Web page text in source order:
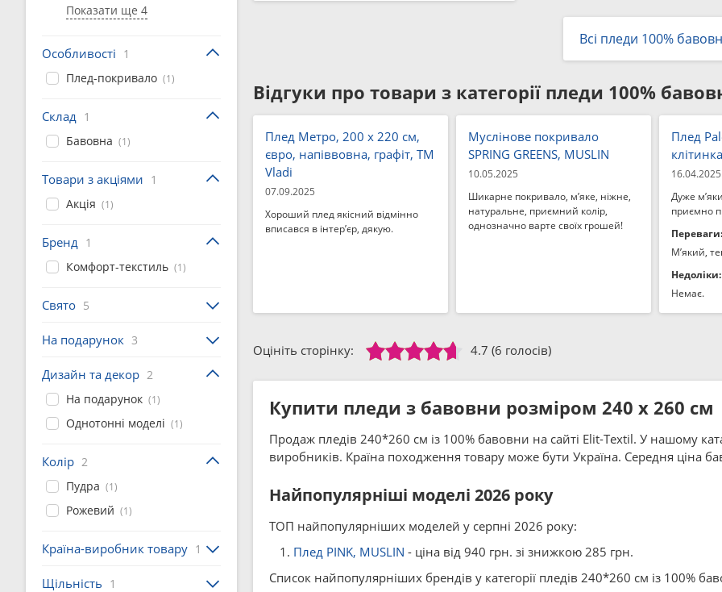
Всі пледи 100%
Відгуки про товари з категорії пледи 100%
Плед Метро, ​​200 x 220 см,
євро, напіввовна, графіт, ТМ
Vladi
07.09.2025
Хороший плед якісний відмінно
вписався в інтер’єр, дякую.
Муслінове покривало
SPRING GREENS, MUSLIN
10.05.2025
Шикарне покривало, м’яке, ніжне,
натуральне, приємний колір,
однозначно варте своїх грошей!
Плед
16.04.2025
Дуже
приємно
Переваги:
М’який,
Недоліки:
Немає.
Оцініть сторінку: 4.7 (6 голосів)
Купити пледи з бавовни розміром 240 x 260 см
Продаж пледів 240*260 см із 100% бавовни на сайті Elit-Textil. У нашому
виробників. Країна походження товару може бути Україна. Середня ціна
Найпопулярніші моделі 2026 року
ТОП найпопулярніших моделей у серпні 2026 року:
Плед PINK, MUSLIN - ціна від 940 грн. зі знижкою 285 грн.
Список найпопулярніших брендів у категорії пледів 240*260 см із 100%
Показати ще 4
Особливості 1
Плед-покривало (1)
Склад 1
Бавовна (1)
Товари з акціями 1
Акція (1)
Бренд 1
Комфорт-текстиль (1)
Свято 5
На подарунок 3
Дизайн та декор 2
На подарунок (1)
Однотонні моделі (1)
Колір 2
Пудра (1)
Рожевий (1)
Країна-виробник товару 1
Щільність 1